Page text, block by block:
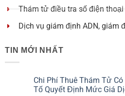
Thám tử điều tra số điện thoại
Dịch vụ giám định ADN, giám
TIN MỚI NHẤT
Chi Phí Thuê Thám Tử
Tố Quyết Định Mức Giá